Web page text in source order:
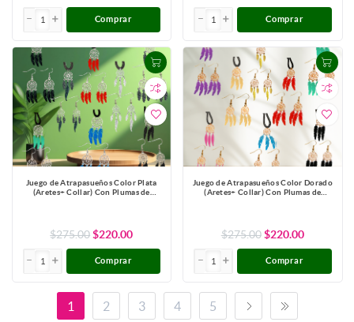
Comprar Comprar
Juego de Atrapasueños Color Plata
(Aretes+ Collar) Con Plumas de
$275.00 $220.00
Comprar
Juego de Atrapasueños Color Dorado
(Aretes+ Collar) Con Plumas de
$275.00 $220.00
Comprar
1 2 3 4 5